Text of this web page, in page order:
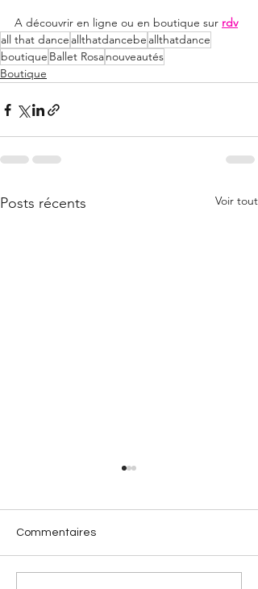
A découvrir en ligne ou en boutique sur rdv
all that dance allthatdancebe allthatdance
boutique Ballet Rosanouveautés
Boutique
Posts récents Voir tout
Commentaires